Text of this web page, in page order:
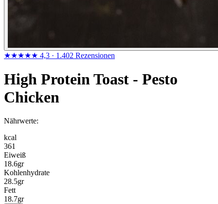
★★★★★ 4,3 · 1.402 Rezensionen
High Protein Toast - Pesto
Chicken
Nährwerte:
kcal
361
Eiweiß
18.6gr
Kohlenhydrate
28.5gr
Fett
18.7gr